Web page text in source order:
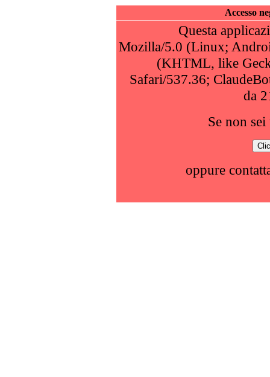
Accesso
Questa
Mozilla/5.0 (Linux;
(KHTML, like
Safari/537.36;
da
Se non
oppure